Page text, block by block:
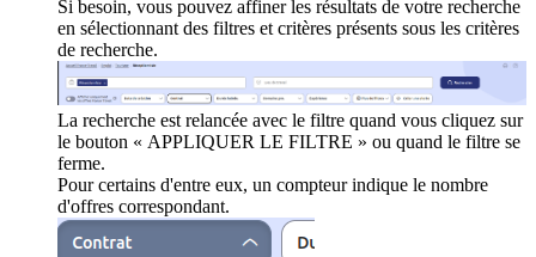
Si besoin, vous pouvez affiner les résultats de votre recherche
en sélectionnant des filtres et critères présents sous les critères
de recherche.
La recherche est relancée avec le filtre quand vous cliquez sur
le bouton « APPLIQUER LE FILTRE » ou quand le filtre se
ferme.
Pour certains d'entre eux, un compteur indique le nombre
d'offres correspondant.